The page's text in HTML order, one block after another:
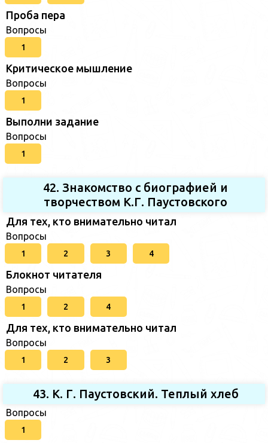
Проба пера
Вопросы
1
Критическое мышление
Вопросы
1
Выполни задание
Вопросы
1
42. Знакомство с биографией и
творчеством К.Г. Паустовского
Для тех, кто внимательно читал
Вопросы
1 2 3 4
Блокнот читателя
Вопросы
1 2 4
Для тех, кто внимательно читал
Вопросы
1 2 3
43. К. Г. Паустовский. Теплый хлеб
Вопросы
1